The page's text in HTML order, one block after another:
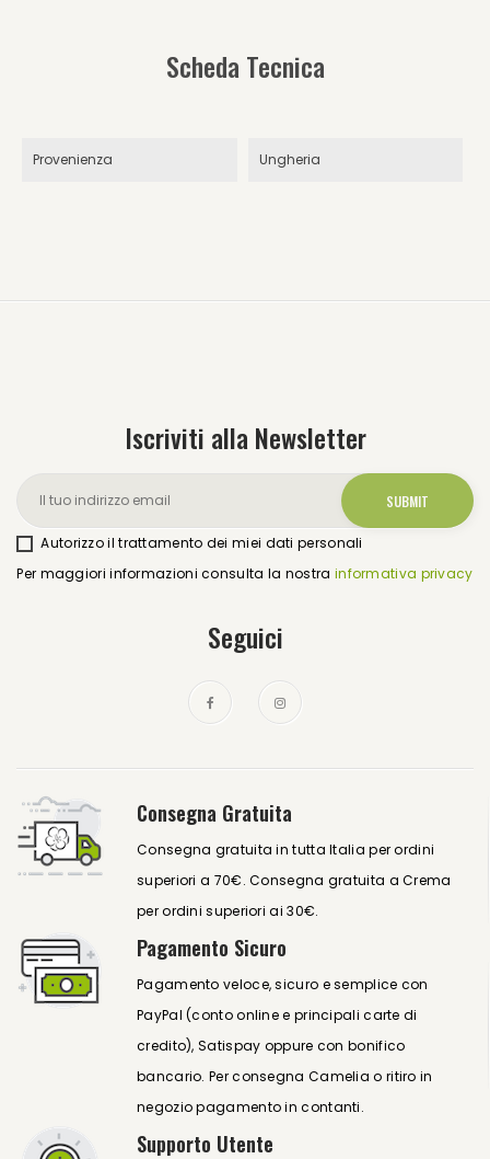
Scheda Tecnica
Provenienza Ungheria
Iscriviti alla Newsletter
Autorizzo il trattamento dei miei dati personali
Per maggiori informazioni consulta la nostra informativa privacy
Seguici
Consegna Gratuita
Consegna gratuita in tutta Italia per ordini
superiori a 70€. Consegna gratuita a Crema
per ordini superiori ai 30€.
Pagamento Sicuro
Pagamento veloce, sicuro e semplice con
PayPal (conto online e principali carte di
credito), Satispay oppure con bonifico
bancario. Per consegna Camelia o ritiro in
negozio pagamento in contanti.
Supporto Utente